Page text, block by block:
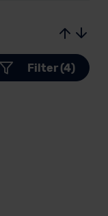
Filter (4)